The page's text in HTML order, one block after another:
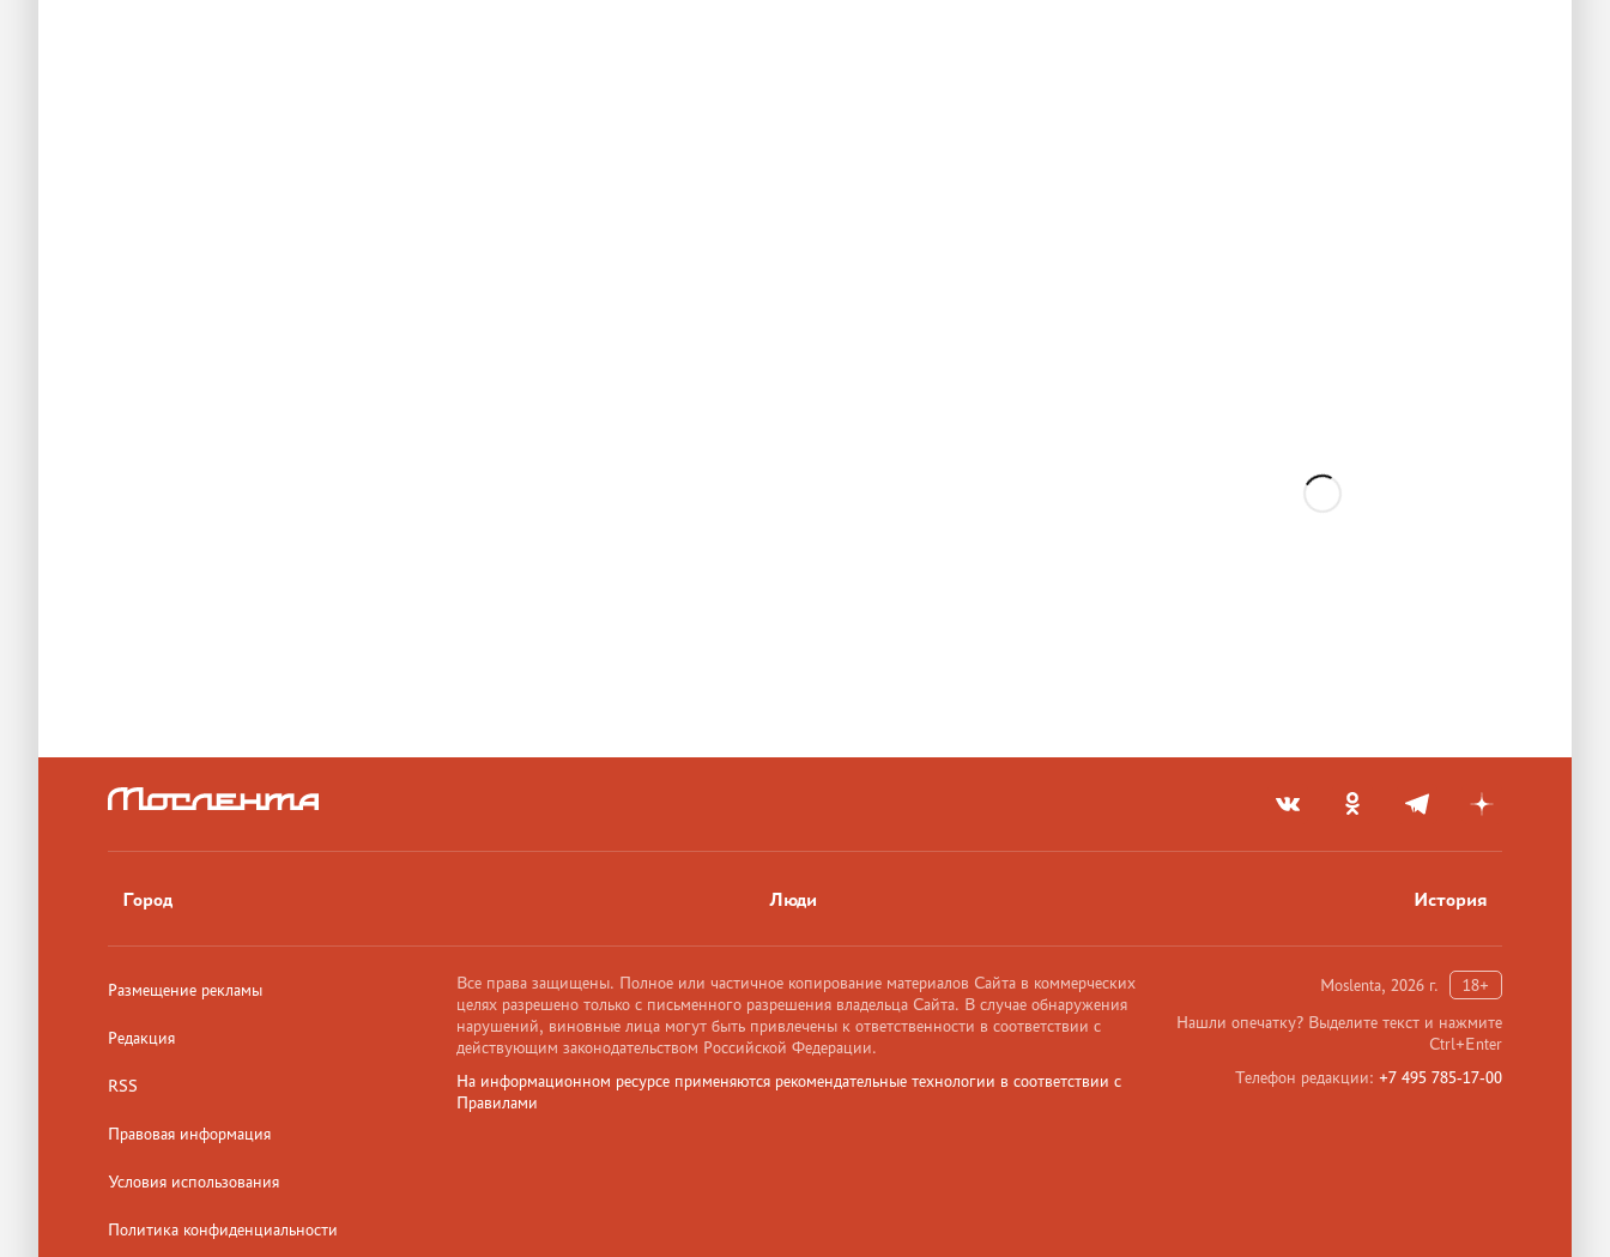
Город Люди История
Размещение рекламы
Редакция
RSS
Правовая информация
Условия использования
Политика конфиденциальности
Moslenta, 2026 г.
18+
Нашли опечатку? Выделите текст и нажмите
Ctrl+Enter
Телефон редакции: +7 495 785-17-00
Все права защищены. Полное или частичное копирование материалов Сайта в коммерческих
целях разрешено только с письменного разрешения владельца Сайта. В случае обнаружения
нарушений, виновные лица могут быть привлечены к ответственности в соответствии с
действующим законодательством Российской Федерации.
На информационном ресурсе применяются рекомендательные технологии в соответствии с
Правилами